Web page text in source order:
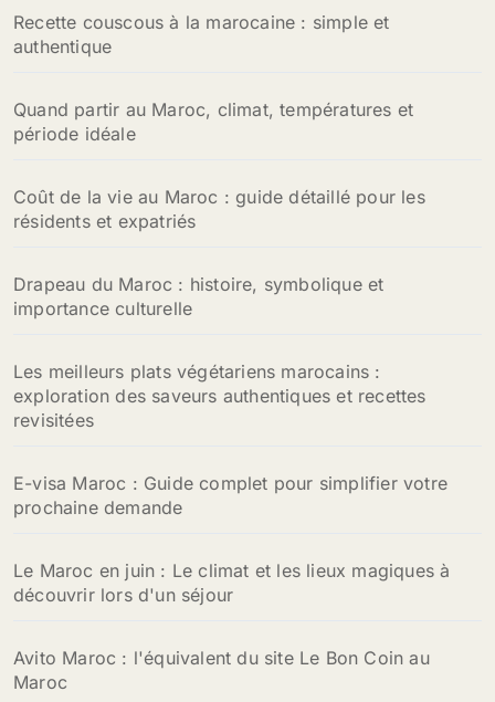
Recette couscous à la marocaine : simple et
authentique
Quand partir au Maroc, climat, températures et
période idéale
Coût de la vie au Maroc : guide détaillé pour les
résidents et expatriés
Drapeau du Maroc : histoire, symbolique et
importance culturelle
Les meilleurs plats végétariens marocains :
exploration des saveurs authentiques et recettes
revisitées
E-visa Maroc : Guide complet pour simplifier votre
prochaine demande
Le Maroc en juin : Le climat et les lieux magiques à
découvrir lors d'un séjour
Avito Maroc : l'équivalent du site Le Bon Coin au
Maroc